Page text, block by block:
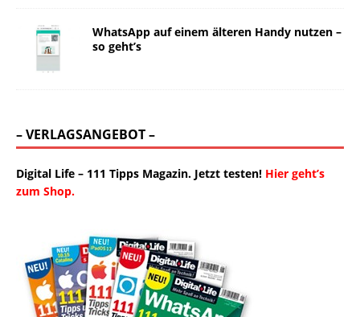
WhatsApp auf einem älteren Handy nutzen –
so geht’s
– VERLAGSANGEBOT –
Digital Life – 111 Tipps Magazin. Jetzt testen! Hier geht’s
zum Shop.